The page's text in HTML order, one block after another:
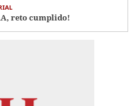
reto cumplido!